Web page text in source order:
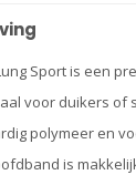
Sport is een
voor duikers of
polymeer en
is